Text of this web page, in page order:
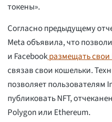
токены».
Согласно предыдущему
Meta объявила, что
и Facebookразмещать свои
связав свои кошельки.
позволяет пользователям
публиковать NFT,
Polygon или Ethereum.